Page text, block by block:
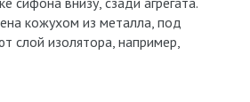
кожухом из металла, под
слой изолятора, например,